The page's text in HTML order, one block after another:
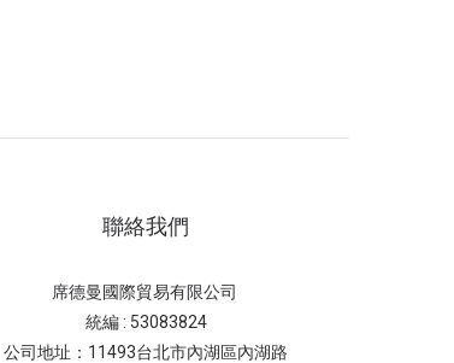
聯絡我們
席德曼國際貿易有限公司
統編 : 53083824
公司地址：11493台北市內湖區內湖路